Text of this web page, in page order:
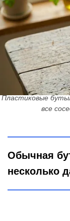
Пластиковые
все
Обычная
несколько